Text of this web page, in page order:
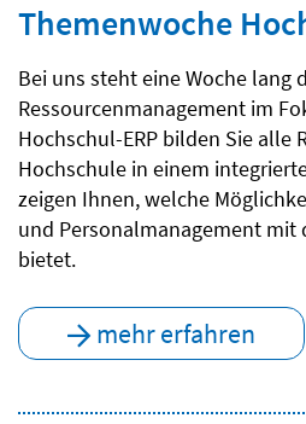
Themenwoche
Bei uns steht eine Woche lang
Ressourcenmanagement im
Hochschul-ERP bilden Sie alle
Hochschule in einem
zeigen Ihnen, welche
und Personalmanagement mit
bietet.
mehr erfahren